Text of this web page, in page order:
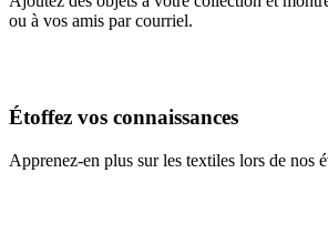
ou à vos amis par courriel.
Étoffez vos connaissances
Apprenez-en plus sur les textiles lors de nos